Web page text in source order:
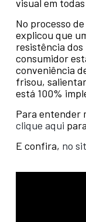
visual em todas
No processo
explicou que
resistência dos
consumidor
conveniência
frisou,
está 100%
Para entender
clique aqui
E confira, no